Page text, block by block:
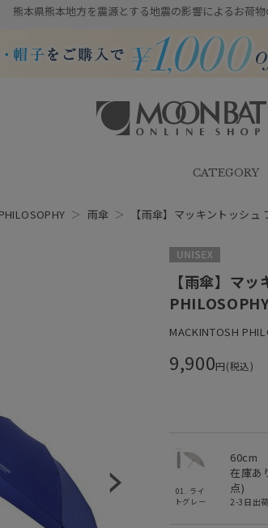
熊本県熊本地方を震源とする地震の影響によるお荷
SHOP（ムーンバットオンラインシ
CATEGORY
＞ 雨傘 ＞ 【雨傘】マッキントッシュ
【雨傘】マ
MACKINTOSH
9,900円(税込)
01. ライ
トグレー
60cm
在庫あ
点)
2-3日出